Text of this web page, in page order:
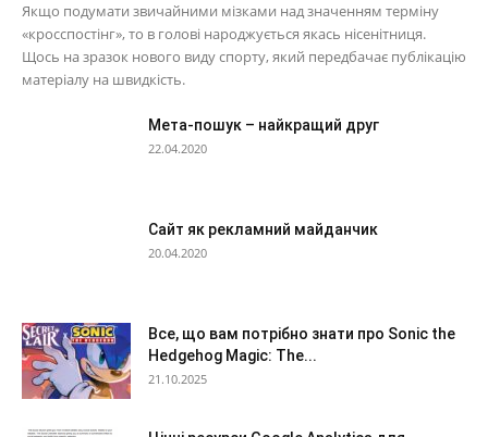
Якщо подумати звичайними мізками над значенням терміну
«кросспостінг», то в голові народжується якась нісенітниця.
Щось на зразок нового виду спорту, який передбачає публікацію
матеріалу на швидкість.
Мета-пошук – найкращий друг
22.04.2020
Сайт як рекламний майданчик
20.04.2020
Все, що вам потрібно знати про Sonic the
Hedgehog Magic: The...
21.10.2025